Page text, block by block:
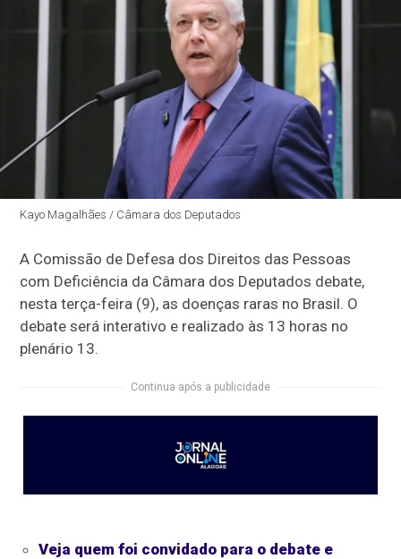
Kayo Magalhães / Câmara dos Deputados
A Comissão de Defesa dos Direitos das Pessoas
com Deficiência da Câmara dos Deputados debate,
nesta terça-feira (9), as doenças raras no Brasil. O
debate será interativo e realizado às 13 horas no
plenário 13.
Continua após a publicidade
Veja quem foi convidado para o debate e